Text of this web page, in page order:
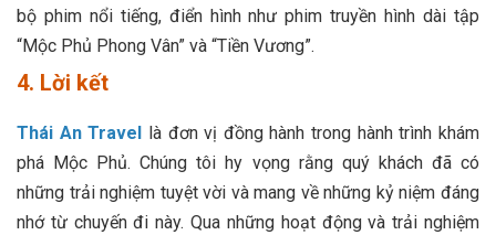
bộ phim nổi tiếng, điển hình như phim truyền hình dài tập
“Mộc Phủ Phong Vân” và “Tiền Vương”.
4. Lời kết
Thái An Travel
là đơn vị đồng hành trong hành trình khám
phá Mộc Phủ. Chúng tôi hy vọng rằng quý khách đã có
những trải nghiệm tuyệt vời và mang về những kỷ niệm đáng
nhớ từ chuyến đi này. Qua những hoạt động và trải nghiệm